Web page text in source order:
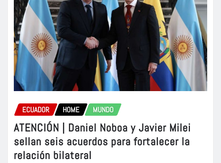
ECUADOR HOME MUNDO
ATENCIÓN | Daniel Noboa y Javier Milei
sellan seis acuerdos para fortalecer la
relación bilateral